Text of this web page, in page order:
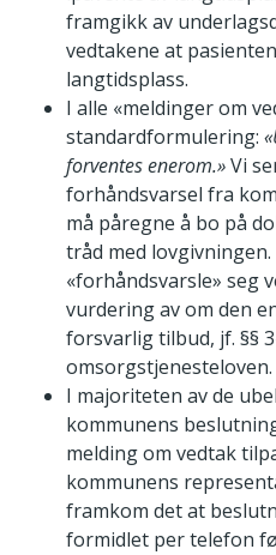
framgikk av
vedtakene at
langtidsplass.
I alle «meldinger om
standardformulering:
forventes enerom.»Vi
forhåndsvarsel fra
må påregne å bo på
tråd med
«forhåndsvarsle» seg
vurdering av om den
forsvarlig tilbud, jf. §§
omsorgstjeneste­loven.
I majoriteten av de
kommunens
melding om vedtak
kommunens
framkom det at
formidlet per telefon